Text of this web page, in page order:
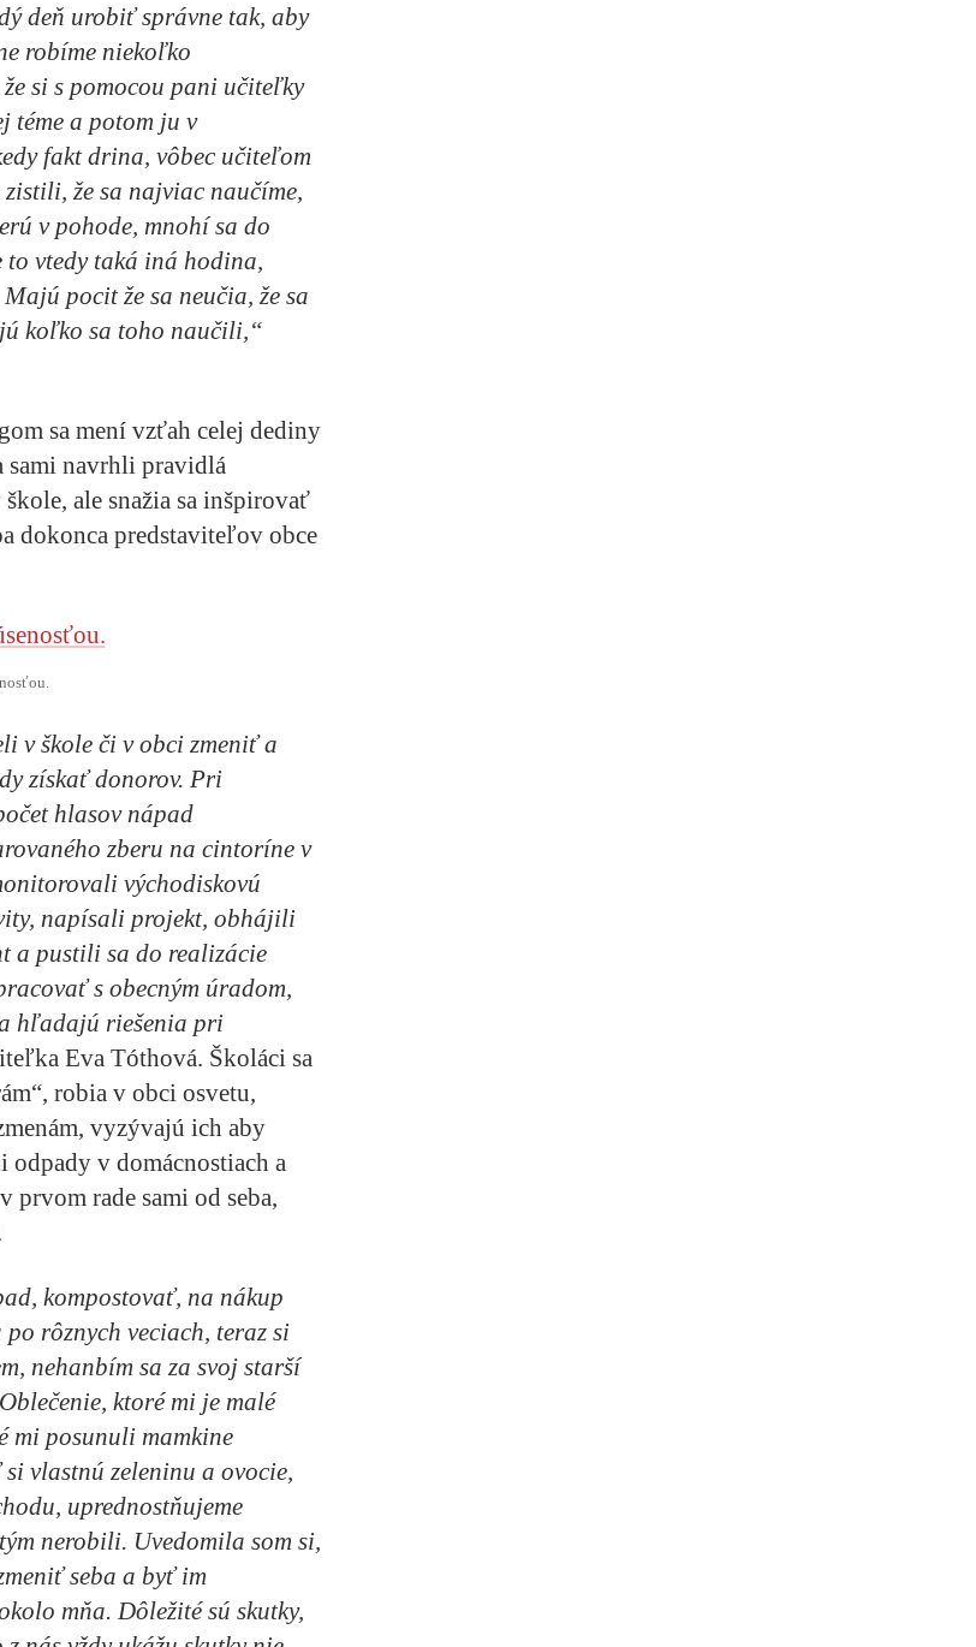
deň urobiť správne tak, aby
robíme niekoľko
si s pomocou pani učiteľky
téme a potom ju v
fakt drina, vôbec učiteľom
že sa najviac naučíme,
v pohode, mnohí sa do
to vtedy taká iná hodina,
pocit že sa neučia, že sa
koľko sa toho naučili,“
sa mení vzťah celej dediny
sami navrhli pravidlá
ale snažia sa inšpirovať
dokonca predstaviteľov obce
v škole či v obci zmeniť a
získať donorov. Pri
hlasov nápad
zberu na cintoríne v
východiskovú
napísali projekt, obhájili
a pustili sa do realizácie
s obecným úradom,
hľadajú riešenia pri
Eva Tóthová. Školáci sa
robia v obci osvetu,
vyzývajú ich aby
v domácnostiach a
prvom rade sami od seba,
kompostovať, na nákup
rôznych veciach, teraz si
nehanbím sa za svoj starší
ktoré mi je malé
mi posunuli mamkine
vlastnú zeleninu a ovocie,
uprednostňujeme
nerobili. Uvedomila som si,
seba a byť im
mňa. Dôležité sú skutky,